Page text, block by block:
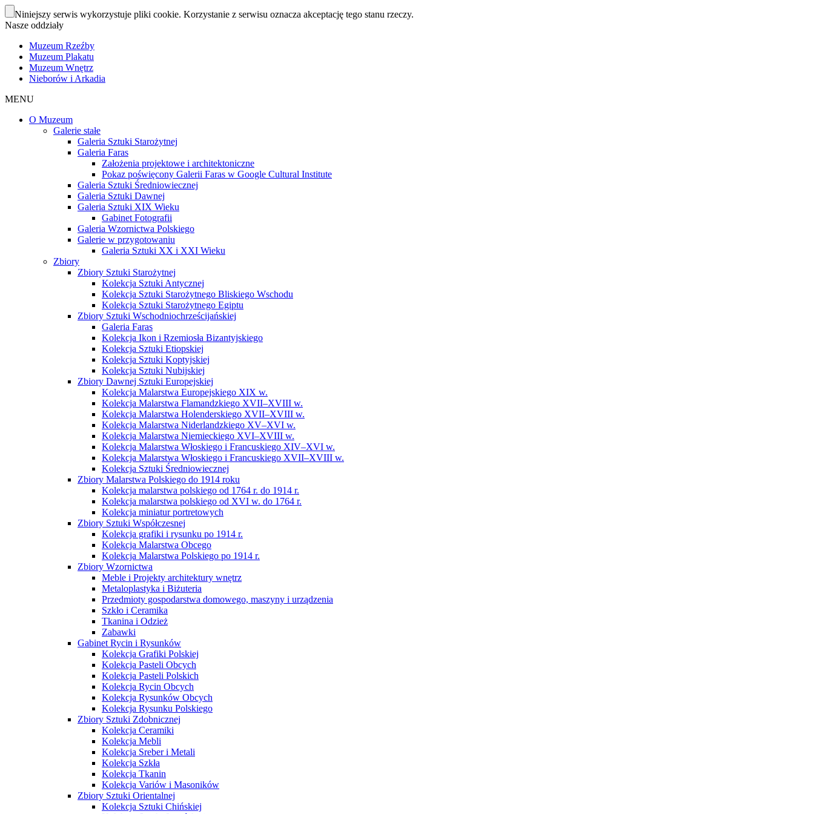
Niniejszy serwis wykorzystuje pliki cookie. Korzystanie z serwisu oznacza akceptację tego stanu rzeczy.
Nasze oddziały
Muzeum Rzeźby
Muzeum Plakatu
Muzeum Wnętrz
Nieborów i Arkadia
MENU
O Muzeum
Galerie stałe
Galeria Sztuki Starożytnej
Galeria Faras
Założenia projektowe i architektoniczne
Pokaz poświęcony Galerii Faras w Google Cultural Institute
Galeria Sztuki Średniowiecznej
Galeria Sztuki Dawnej
Galeria Sztuki XIX Wieku
Gabinet Fotografii
Galeria Wzornictwa Polskiego
Galerie w przygotowaniu
Galeria Sztuki XX i XXI Wieku
Zbiory
Zbiory Sztuki Starożytnej
Kolekcja Sztuki Antycznej
Kolekcja Sztuki Starożytnego Bliskiego Wschodu
Kolekcja Sztuki Starożytnego Egiptu
Zbiory Sztuki Wschodniochrześcijańskiej
Galeria Faras
Kolekcja Ikon i Rzemiosła Bizantyjskiego
Kolekcja Sztuki Etiopskiej
Kolekcja Sztuki Koptyjskiej
Kolekcja Sztuki Nubijskiej
Zbiory Dawnej Sztuki Europejskiej
Kolekcja Malarstwa Europejskiego XIX w.
Kolekcja Malarstwa Flamandzkiego XVII–XVIII w.
Kolekcja Malarstwa Holenderskiego XVII–XVIII w.
Kolekcja Malarstwa Niderlandzkiego XV–XVI w.
Kolekcja Malarstwa Niemieckiego XVI–XVIII w.
Kolekcja Malarstwa Włoskiego i Francuskiego XIV–XVI w.
Kolekcja Malarstwa Włoskiego i Francuskiego XVII–XVIII w.
Kolekcja Sztuki Średniowiecznej
Zbiory Malarstwa Polskiego do 1914 roku
Kolekcja malarstwa polskiego od 1764 r. do 1914 r.
Kolekcja malarstwa polskiego od XVI w. do 1764 r.
Kolekcja miniatur portretowych
Zbiory Sztuki Współczesnej
Kolekcja grafiki i rysunku po 1914 r.
Kolekcja Malarstwa Obcego
Kolekcja Malarstwa Polskiego po 1914 r.
Zbiory Wzornictwa
Meble i Projekty architektury wnętrz
Metaloplastyka i Biżuteria
Przedmioty gospodarstwa domowego, maszyny i urządzenia
Szkło i Ceramika
Tkanina i Odzież
Zabawki
Gabinet Rycin i Rysunków
Kolekcja Grafiki Polskiej
Kolekcja Pasteli Obcych
Kolekcja Pasteli Polskich
Kolekcja Rycin Obcych
Kolekcja Rysunków Obcych
Kolekcja Rysunku Polskiego
Zbiory Sztuki Zdobnicznej
Kolekcja Ceramiki
Kolekcja Mebli
Kolekcja Sreber i Metali
Kolekcja Szkła
Kolekcja Tkanin
Kolekcja Variów i Masoników
Zbiory Sztuki Orientalnej
Kolekcja Sztuki Chińskiej